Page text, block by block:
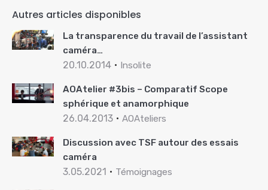
Autres articles disponibles
La transparence du travail de l’assistant
caméra…
20.10.2014 Insolite
AOAtelier #3bis – Comparatif Scope
sphérique et anamorphique
26.04.2013 AOAteliers
Discussion avec TSF autour des essais
caméra
3.05.2021 Témoignages